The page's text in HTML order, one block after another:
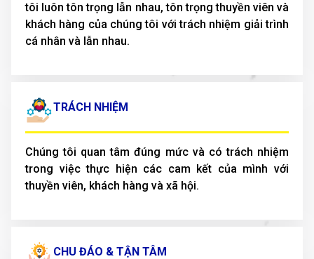
tôi luôn tôn trọng lẫn nhau, tôn trọng thuyền viên và
khách hàng của chúng tôi với trách nhiệm giải trình
cá nhân và lẫn nhau.
TRÁCH NHIỆM
Chúng tôi quan tâm đúng mức và có trách nhiệm
trong việc thực hiện các cam kết của mình với
thuyền viên, khách hàng và xã hội.
CHU ĐÁO & TẬN TÂM